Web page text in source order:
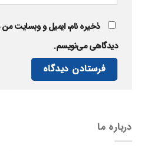
ذخیره نام، ایمیل و وبسایت من
دیدگاهی می‌نویسم.
درباره ما